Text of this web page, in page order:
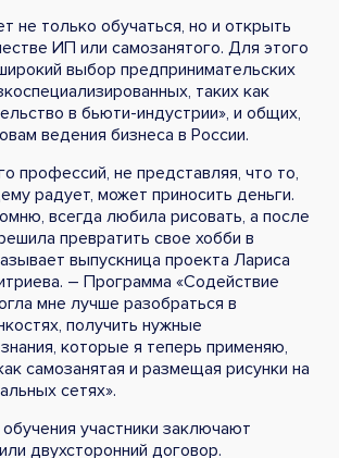
не только обучаться, но и открыть
ИП или самозанятого. Для этого
выбор предпринимательских
таких как
в бьюти-индустрии», и общих,
ведения бизнеса в России.
профессий, не представляя, что то,
радует, может приносить деньги.
всегда любила рисовать, а после
превратить свое хобби в
выпускница проекта Лариса
– Программа «Содействие
мне лучше разобраться в
получить нужные
которые я теперь применяю,
самозанятая и размещая рисунки на
сетях».
участники заключают
двухсторонний договор.